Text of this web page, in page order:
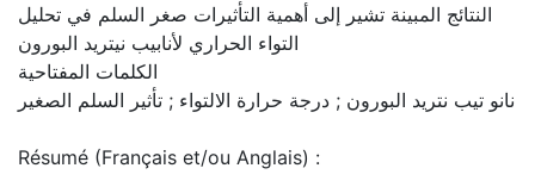
النتائج المبينة تشير إلى أهمية التأثيرات صغر السلم في تحليل
التواء الحراري لأنابيب نيتريد البورون
الكلمات المفتاحية
نانو تيب نتريد البورون ; درجة حرارة الالتواء ; تأثير السلم الصغير
Résumé (Français et/ou Anglais) :